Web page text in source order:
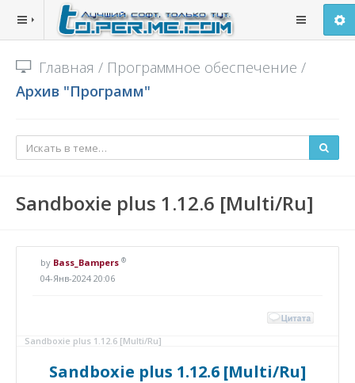
Главная / Программное обеспечение /
Архив "Программ"
Sandboxie plus 1.12.6 [Multi/Ru]
by Bass_Bampers ®
04-Янв-2024 20:06
Sandboxie plus 1.12.6 [Multi/Ru]
Sandboxie plus 1.12.6 [Multi/Ru]